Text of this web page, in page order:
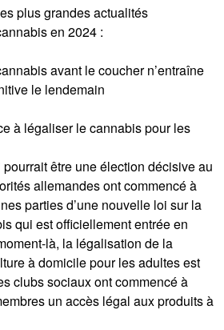
plus grandes actualités
en 2024 :
avant le coucher n’entraîne
le lendemain
à légaliser le cannabis pour les
être une élection décisive au
allemandes ont commencé à
parties d’une nouvelle loi sur la
qui est officiellement entrée en
là, la légalisation de la
à domicile pour les adultes est
clubs sociaux ont commencé à
un accès légal aux produits à